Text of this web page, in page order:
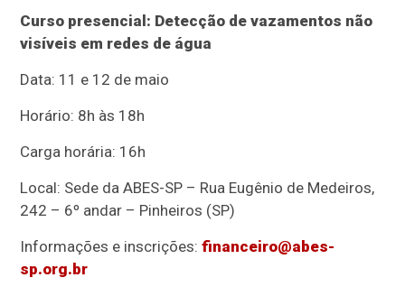
Curso presencial: Detecção de vazamentos não
visíveis em redes de água
Data: 11 e 12 de maio
Horário: 8h às 18h
Carga horária: 16h
Local: Sede da ABES-SP – Rua Eugênio de Medeiros,
242 – 6º andar – Pinheiros (SP)
Informações e inscrições:financeiro@abes-
sp.org.br